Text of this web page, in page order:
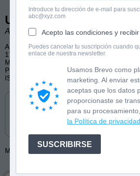
Introduce tu dirección de e-mail para
abc@xyz.com
Acepto las condiciones y
Puedes cancelar tu suscripción cuando
enlace de nuestra newsletter.
Usamos Brevo como
marketing. Al enviar
aceptas que los datos
proporcionaste se
para su
la Política de
SUSCRIBIRSE
Un mago en la corte
Alba Quintas Garciandia
A partir de 14 años
176 páginas
Magia, Historia, Drama
Publicado por Bambú
ISBN: 9788410860223
Cómpralo en
Más de: